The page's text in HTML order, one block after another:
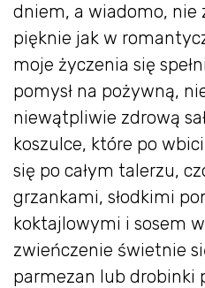
dniem, a wiadomo, nie
pięknie jak w
moje życzenia się
pomysł na pożywną,
niewątpliwie zdrową
koszulce, które po
się po całym talerzu,
grzankami, słodkimi
koktajlowymi i sosem
zwieńczenie świetnie
parmezan lub drobinki